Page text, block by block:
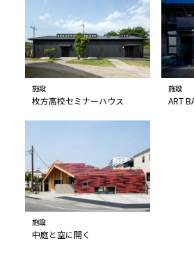
施設
枚方高校セミナーハウス
施設
ART
施設
中庭と空に開く